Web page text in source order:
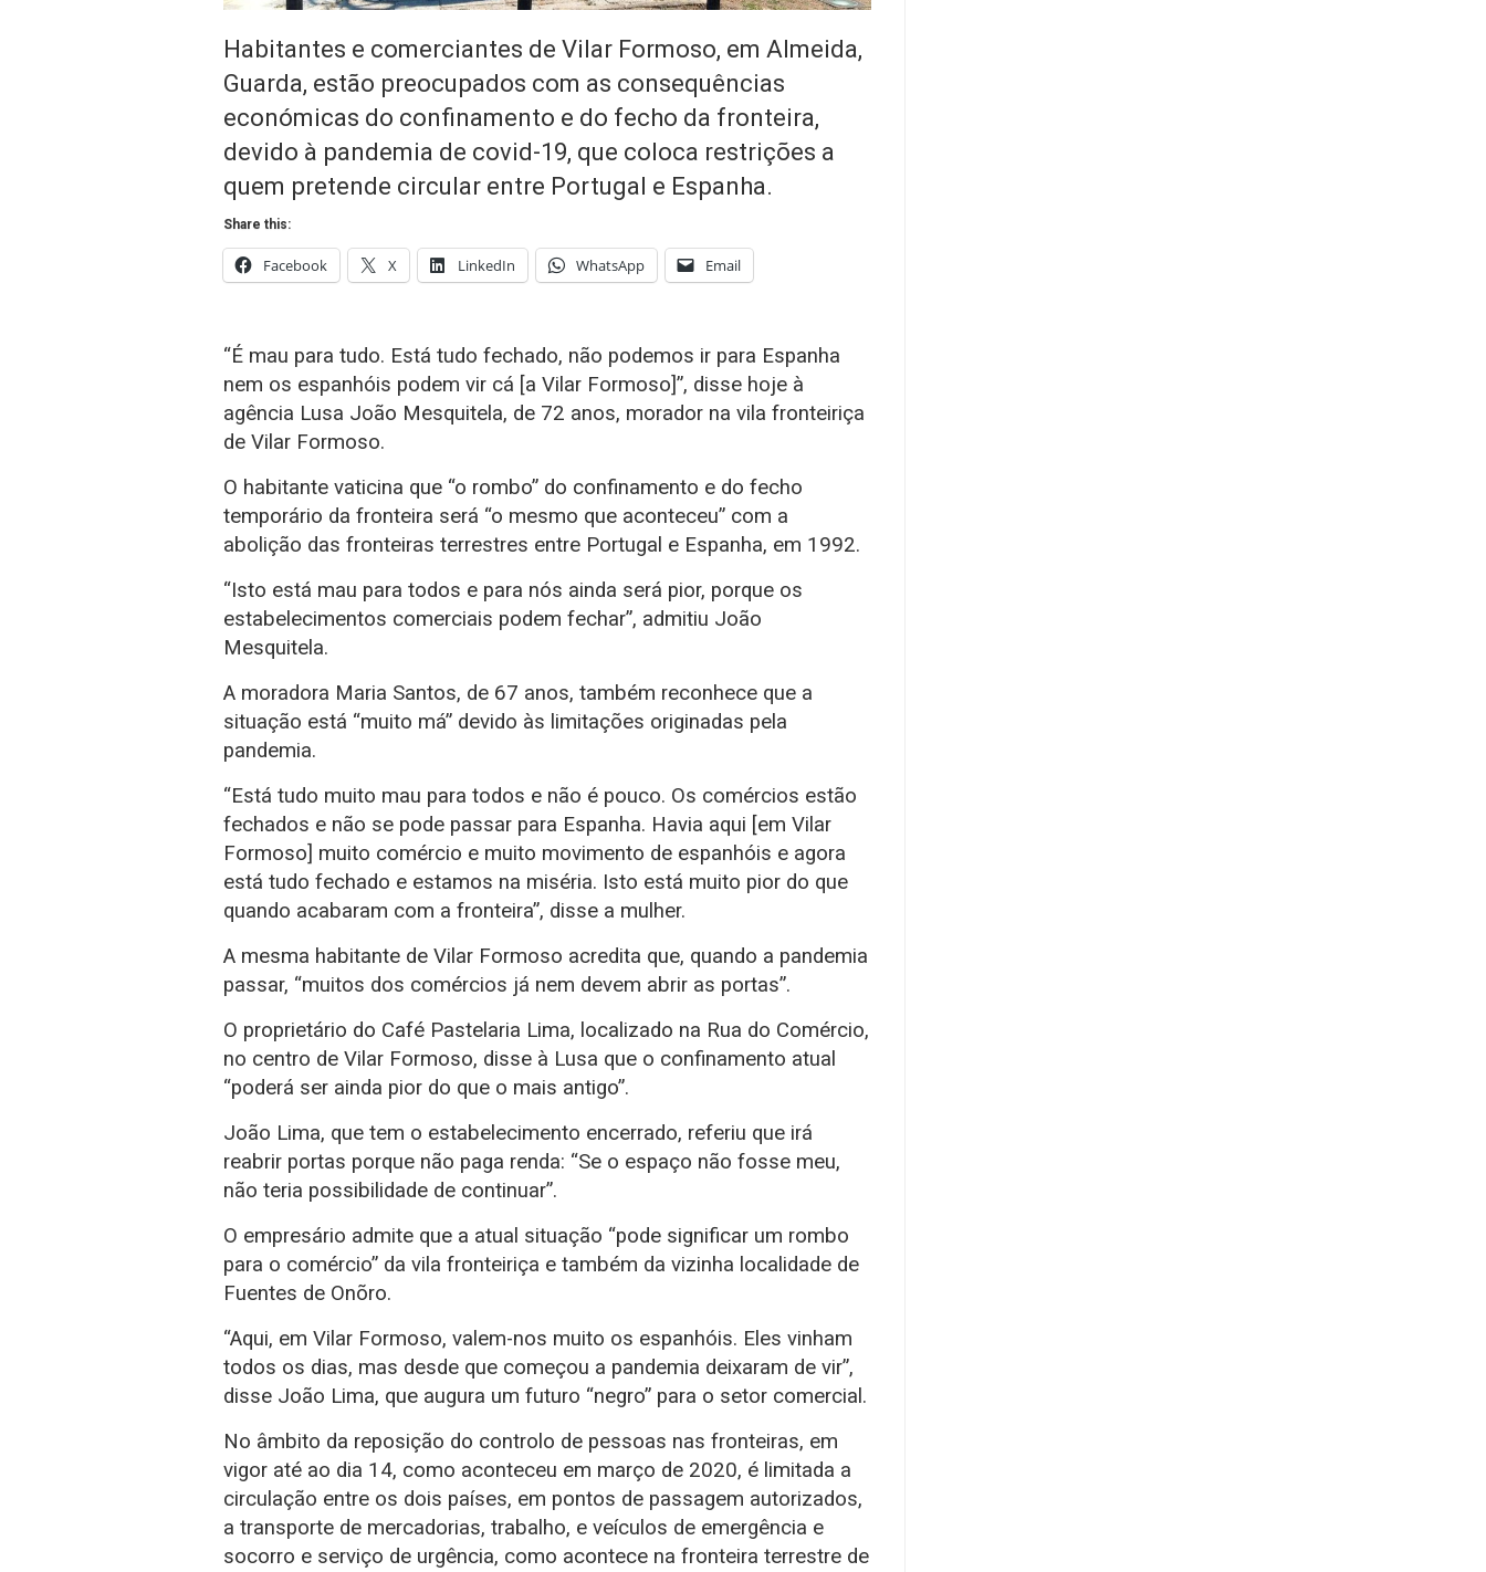
Habitantes e comerciantes de Vilar Formoso, em Almeida,
Guarda, estão preocupados com as consequências
económicas do confinamento e do fecho da fronteira,
devido à pandemia de covid-19, que coloca restrições a
quem pretende circular entre Portugal e Espanha.
Share this:
Facebook X LinkedIn WhatsApp Email
“É mau para tudo. Está tudo fechado, não podemos ir para Espanha
nem os espanhóis podem vir cá [a Vilar Formoso]”, disse hoje à
agência Lusa João Mesquitela, de 72 anos, morador na vila fronteiriça
de Vilar Formoso.
O habitante vaticina que “o rombo” do confinamento e do fecho
temporário da fronteira será “o mesmo que aconteceu” com a
abolição das fronteiras terrestres entre Portugal e Espanha, em 1992.
“Isto está mau para todos e para nós ainda será pior, porque os
estabelecimentos comerciais podem fechar”, admitiu João
Mesquitela.
A moradora Maria Santos, de 67 anos, também reconhece que a
situação está “muito má” devido às limitações originadas pela
pandemia.
“Está tudo muito mau para todos e não é pouco. Os comércios estão
fechados e não se pode passar para Espanha. Havia aqui [em Vilar
Formoso] muito comércio e muito movimento de espanhóis e agora
está tudo fechado e estamos na miséria. Isto está muito pior do que
quando acabaram com a fronteira”, disse a mulher.
A mesma habitante de Vilar Formoso acredita que, quando a pandemia
passar, “muitos dos comércios já nem devem abrir as portas”.
O proprietário do Café Pastelaria Lima, localizado na Rua do Comércio,
no centro de Vilar Formoso, disse à Lusa que o confinamento atual
“poderá ser ainda pior do que o mais antigo”.
João Lima, que tem o estabelecimento encerrado, referiu que irá
reabrir portas porque não paga renda: “Se o espaço não fosse meu,
não teria possibilidade de continuar”.
O empresário admite que a atual situação “pode significar um rombo
para o comércio” da vila fronteiriça e também da vizinha localidade de
Fuentes de Onõro.
“Aqui, em Vilar Formoso, valem-nos muito os espanhóis. Eles vinham
todos os dias, mas desde que começou a pandemia deixaram de vir”,
disse João Lima, que augura um futuro “negro” para o setor comercial.
No âmbito da reposição do controlo de pessoas nas fronteiras, em
vigor até ao dia 14, como aconteceu em março de 2020, é limitada a
circulação entre os dois países, em pontos de passagem autorizados,
a transporte de mercadorias, trabalho, e veículos de emergência e
socorro e serviço de urgência, como acontece na fronteira terrestre de